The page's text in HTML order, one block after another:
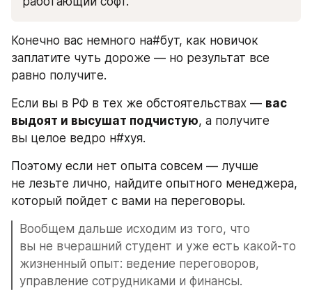
Конечно вас немного на#бут, как новичок
заплатите чуть дороже — но результат все
равно получите.
Если вы в РФ в тех же обстоятельствах — вас
выдоят и высушат подчистую, а получите
вы целое ведро н#хуя.
Поэтому если нет опыта совсем — лучше
не лезьте лично, найдите опытного менеджера,
который пойдет с вами на переговоры.
Вообщем дальше исходим из того, что
вы не вчерашний студент и уже есть какой-то
жизненный опыт: ведение переговоров,
управление сотрудниками и финансы.